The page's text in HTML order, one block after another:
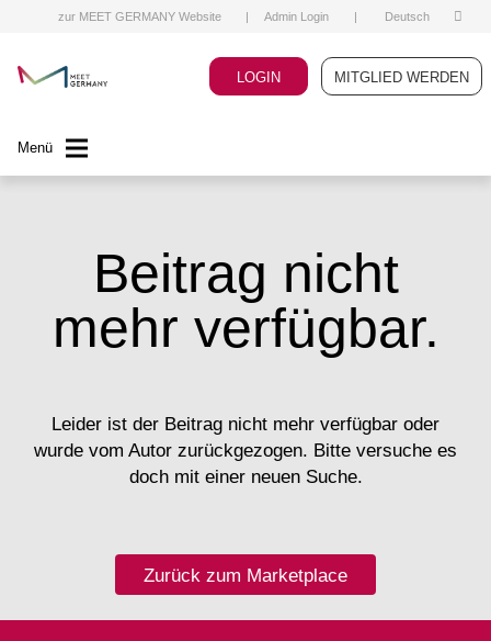
zur MEET GERMANY Website | Admin Login | Deutsch
LOGIN MITGLIED WERDEN
Menü
Beitrag nicht
mehr verfügbar.
Leider ist der Beitrag nicht mehr verfügbar oder
wurde vom Autor zurückgezogen. Bitte versuche es
doch mit einer neuen Suche.
Zurück zum Marketplace